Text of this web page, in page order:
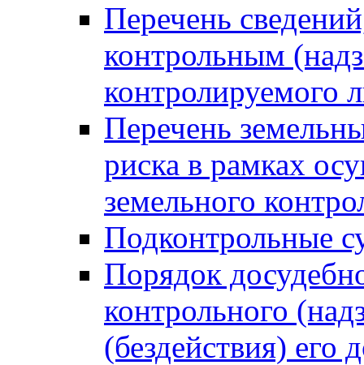
Перечень
контрольным
контролируемого
Перечень
риска в рамках
земельного
Подконтрольные
Порядок
контрольного
(бездействия)